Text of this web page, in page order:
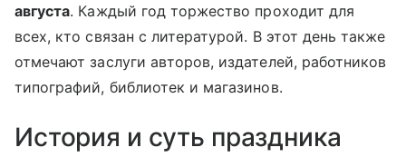
августа. Каждый год торжество проходит для
всех, кто связан с литературой. В этот день также
отмечают заслуги авторов, издателей, работников
типографий, библиотек и магазинов.
История и суть праздника